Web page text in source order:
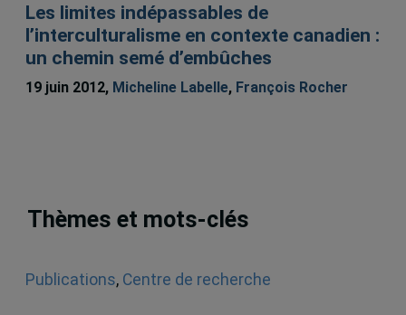
Les limites indépassables de
l’interculturalisme en contexte canadien :
un chemin semé d’embûches
19 juin 2012, Micheline Labelle, François Rocher
Thèmes et mots-clés
Publications, Centre de recherche